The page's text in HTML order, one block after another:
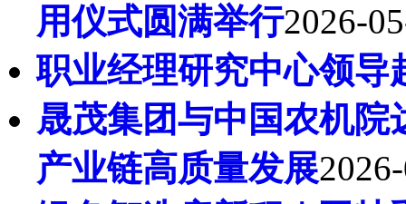
用仪式圆满举行2026-
职业经理研究中心领导
晟茂集团与中国农机
产业链高质量发展